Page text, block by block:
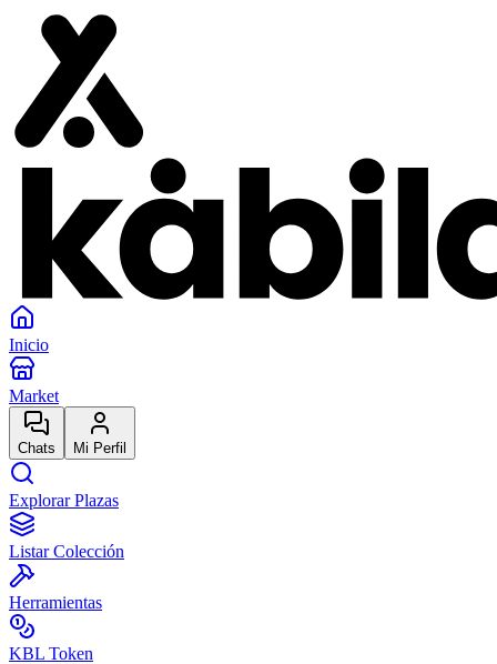
Inicio
Market
Chats Mi Perfil
Explorar Plazas
Listar Colección
Herramientas
KBL Token